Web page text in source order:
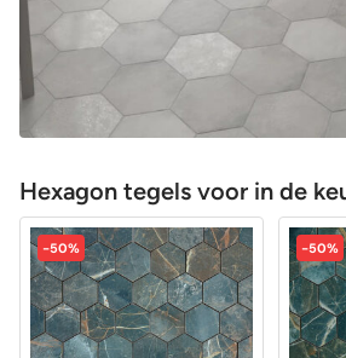
Hexagon tegels voor in de
-50% -50%